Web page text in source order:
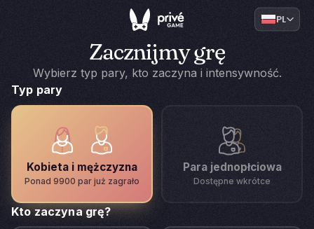
Zacznijmy grę
Wybierz typ pary, kto zaczyna i intensywność.
Typ pary
Kobieta i mężczyzna
Ponad 9900 par już zagrało
Para jednopłciowa
Dostępne wkrótce
Kto zaczyna grę?
PL